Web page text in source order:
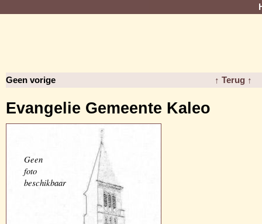
Geen vorige ↑ Terug ↑
Evangelie Gemeente Kaleo
Geen
foto
beschikbaar